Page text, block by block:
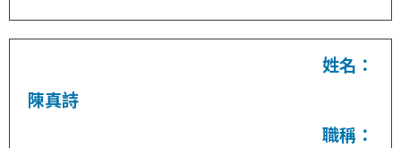
姓名：
陳真詩
職稱：